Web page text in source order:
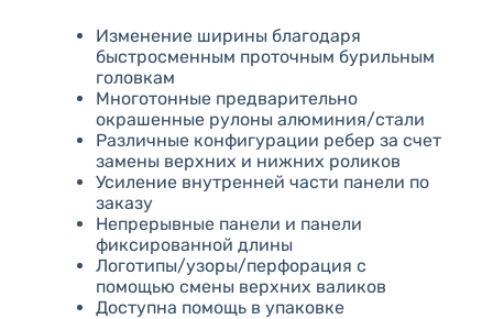
Изменение ширины благодаря
быстросменным проточным бурильным
головкам
Многотонные предварительно
окрашенные рулоны алюминия/стали
Различные конфигурации ребер за счет
замены верхних и нижних роликов
Усиление внутренней части панели по
заказу
Непрерывные панели и панели
фиксированной длины
Логотипы/узоры/перфорация с
помощью смены верхних валиков
Доступна помощь в упаковке